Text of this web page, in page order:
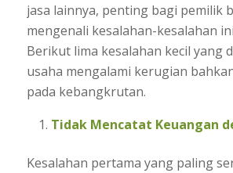
jasa lainnya, penting bagi pemilik
mengenali kesalahan-kesalahan
Berikut lima kesalahan kecil yang
usaha mengalami kerugian
pada kebangkrutan.
Tidak Mencatat Keuangan
Kesalahan pertama yang paling